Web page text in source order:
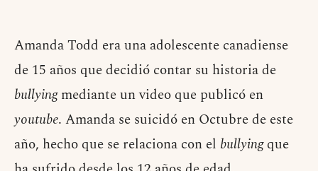
Amanda Todd era una adolescente canadiense
de 15 años que decidió contar su historia de
bullyingmediante un video que publicó en
youtube. Amanda se suicidó en Octubre de este
año, hecho que se relaciona con el bullyingque